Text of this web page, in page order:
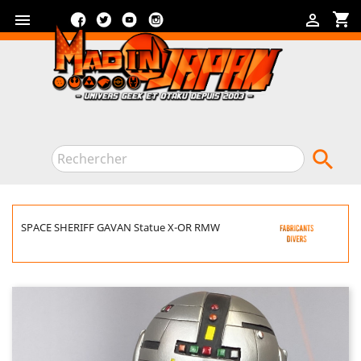
 shopping_cart

FacebookTwitterYouTube

SPACE SHERIFF GAVAN Statue X-OR RMW